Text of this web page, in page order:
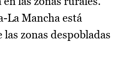
La Mancha está
zonas despobladas